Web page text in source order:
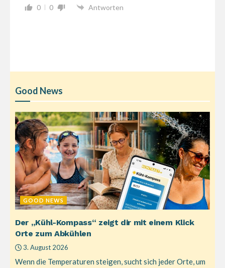
0 0 Antworten
Good News
GOOD NEWS
Der „Kühl-Kompass“ zeigt dir mit einem Klick
Orte zum Abkühlen
3. August 2026
Wenn die Temperaturen steigen, sucht sich jeder Orte, um